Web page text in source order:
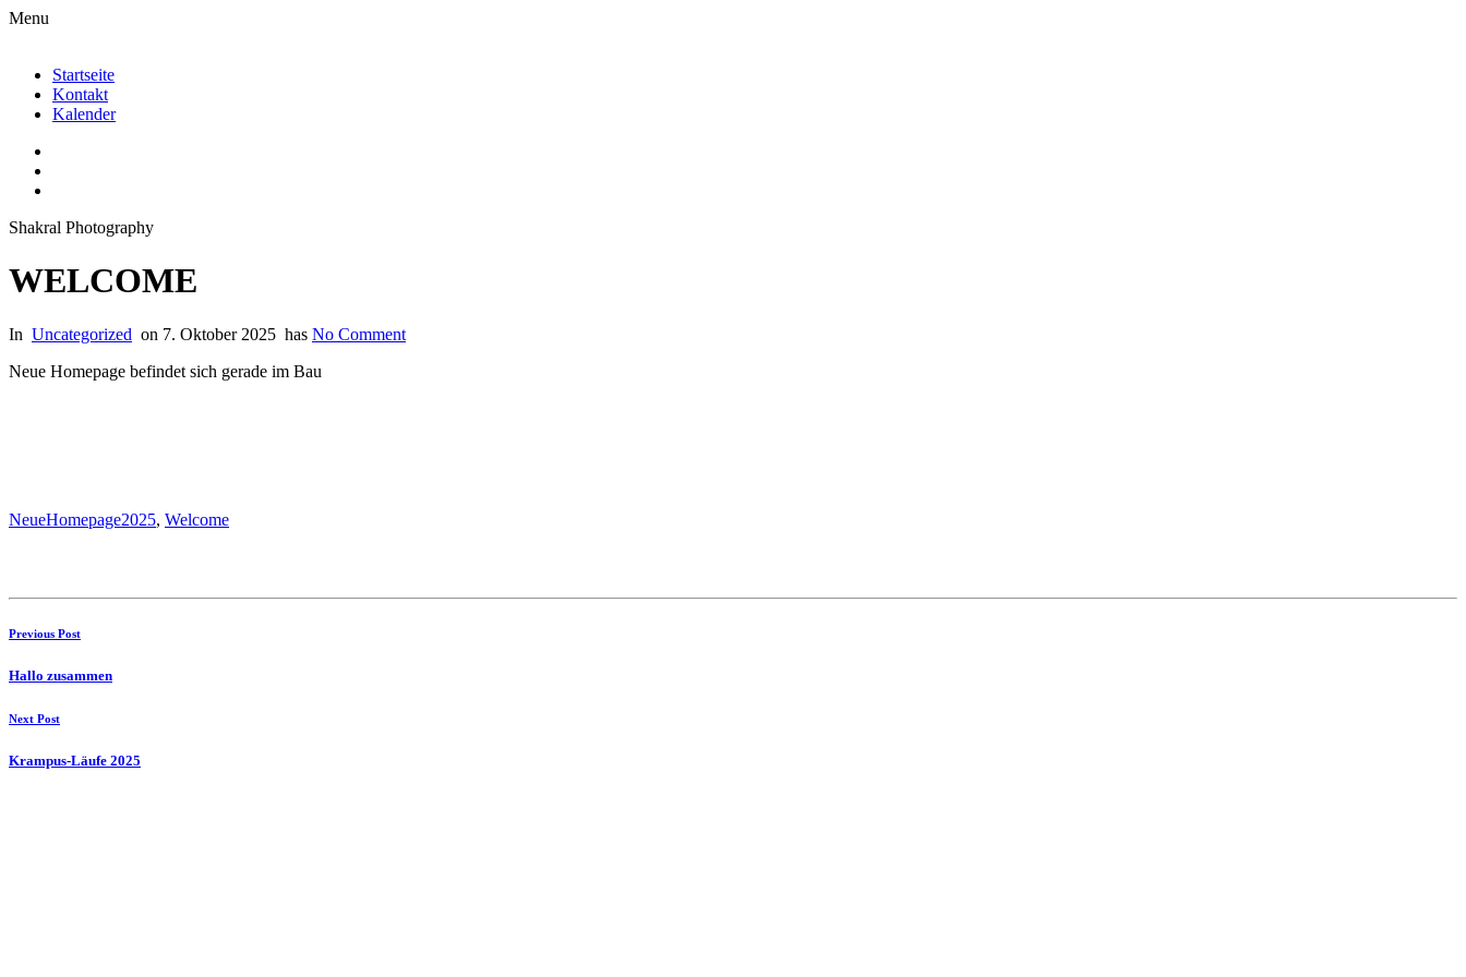
Menu
Startseite
Kontakt
Kalender
Shakral Photography
WELCOME
In Uncategorized on 7. Oktober 2025 has No Comment
Neue Homepage befindet sich gerade im Bau
NeueHomepage2025, Welcome
Previous Post
Hallo zusammen
Next Post
Krampus-Läufe 2025